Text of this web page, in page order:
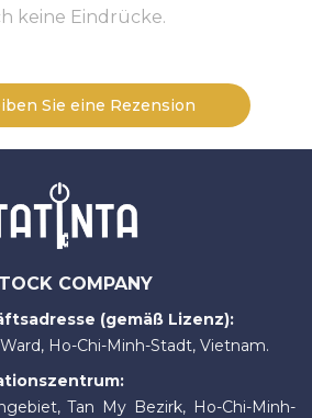
keine Eindrücke.
Sie eine Rezension
COMPANY
(gemäß Lizenz):
Ho-Chi-Minh-Stadt, Vietnam.
Tan My Bezirk, Ho-Chi-Minh-